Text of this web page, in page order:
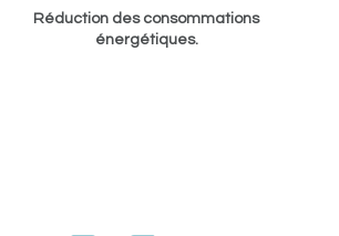
Réduction des consommations
énergétiques.